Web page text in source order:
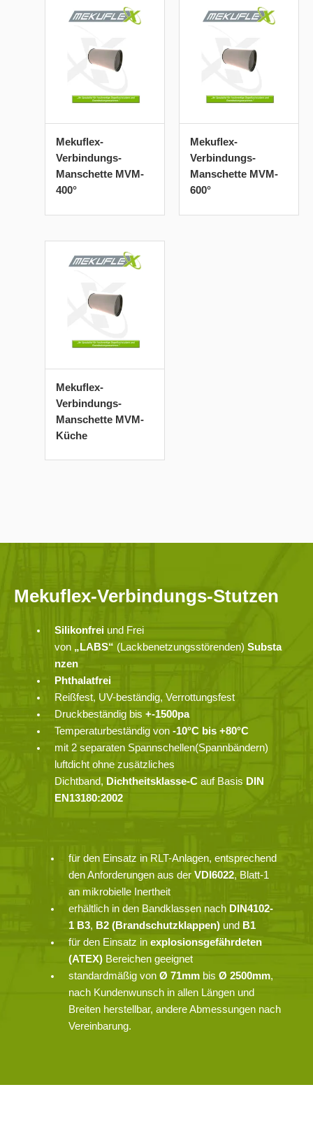
Mekuflex-
Verbindungs-
Manschette MVM-
400°
Mekuflex-
Verbindungs-
Manschette MVM-
600°
Mekuflex-
Verbindungs-
Manschette MVM-
Küche
Mekuflex-Verbindungs-Stutzen
Silikonfrei und Frei
von „LABS“ (Lackbenetzungsstörenden) Substa
nzen
Phthalatfrei
Reißfest, UV-beständig, Verrottungsfest
Druckbeständig bis +-1500pa
Temperaturbeständig von -10°C bis +80°C
mit 2 separaten Spannschellen(Spannbändern)
luftdicht ohne zusätzliches
Dichtband, Dichtheitsklasse-Cauf Basis DIN
EN13180:2002
für den Einsatz in RLT-Anlagen, entsprechend
den Anforderungen aus der VDI6022, Blatt-1
an mikrobielle Inertheit
erhältlich in den Bandklassen nach DIN4102-
1 B3, B2 (Brandschutzklappen)und B1
für den Einsatz in explosionsgefährdeten
(ATEX)Bereichen geeignet
standardmäßig von Ø 71mm bis Ø 2500mm,
nach Kundenwunsch in allen Längen und
Breiten herstellbar, andere Abmessungen nach
Vereinbarung.